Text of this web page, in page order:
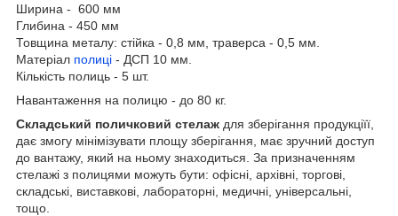
Ширина - 600 мм
Глибина - 450 мм
Товщина металу: стійка - 0,8 мм, траверса - 0,5 мм.
Матеріал полиці - ДСП 10 мм.
Кількість полиць - 5 шт.
Навантаження на полицю - до 80 кг.
Складський поличковий стелаж для зберігання продукціїї,
дає змогу мінімізувати площу зберігання, має зручний доступ
до вантажу, який на ньому знаходиться. За призначенням
стелажі з полицями можуть бути: офісні, архівні, торгові,
складські, виставкові, лабораторні, медичні, універсальні,
тощо.